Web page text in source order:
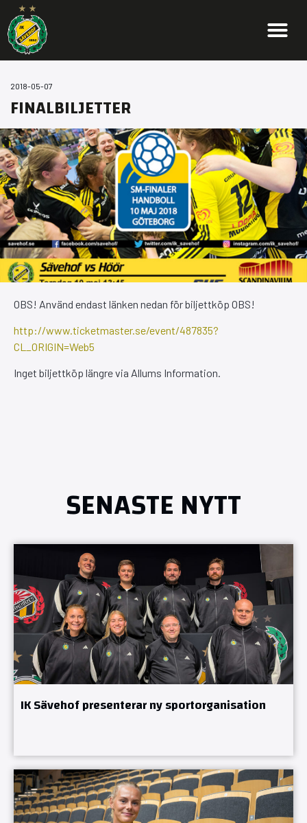
2018-05-07
FINALBILJETTER
OBS! Använd endast länken nedan för biljettköp OBS!
http://www.ticketmaster.se/event/487835?
CL_ORIGIN=Web5
Inget biljettköp längre via Allums Information.
SENASTE NYTT
IK Sävehof presenterar ny sportorganisation